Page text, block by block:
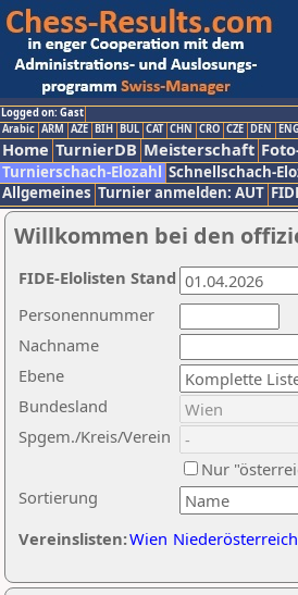
Logged on: Gast
Arabic ARM AZE BIH BUL CAT CHN CRO CZE DEN ENG
Home TurnierDB Meisterschaft
Turnierschach-Elozahl Schnellschach-
Allgemeines Turnier anmelden: AUT
Willkommen bei den
Nachname
Ebene
Sortierung
Personennummer
Bundesland
Spgem./Kreis/Verein
Nur
Vereinslisten:Wien Niederösterreich
FIDE-Elolisten Stand